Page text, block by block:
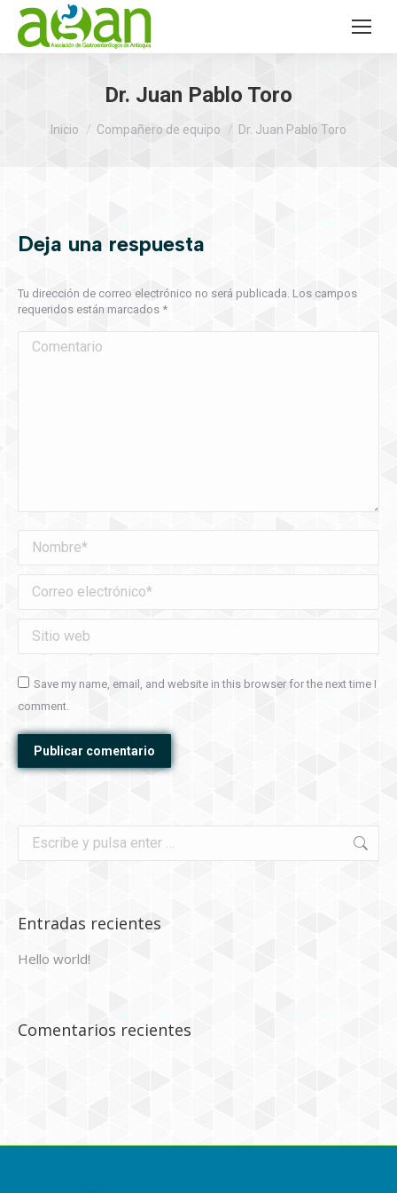
Dr. Juan Pablo Toro
Estás aquí:
Inicio Compañero de equipo Dr. Juan Pablo Toro
Deja una respuesta
Tu dirección de correo electrónico no será publicada. Los campos
requeridos están marcados *
Comentario
Nombre *
Correo electrónico *
Sitio web
Save my name, email, and website in this browser for the next time I
comment.
Publicar comentario
Buscar:
Entradas recientes
Hello world!
Comentarios recientes